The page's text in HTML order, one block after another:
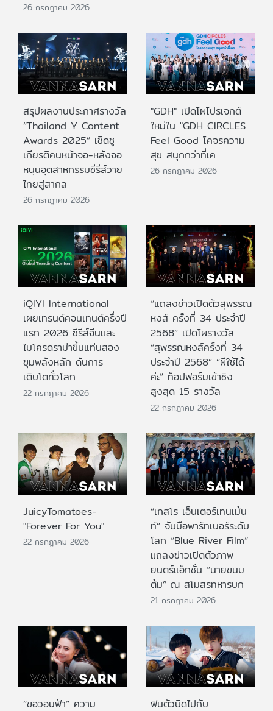
26 กรกฎาคม 2026
สรุปผลงานประกาศรางวัล
“Thailand Y Content
Awards 2025” เชิดชู
เกียรติคนหน้าจอ-หลังจอ
หนุนอุตสาหกรรมซีรีส์วาย
ไทยสู่สากล
26 กรกฎาคม 2026
"GDH" เปิดโผโปรเจกต์
ใหม่ใน "GDH CIRCLES
Feel Good โคจรความ
สุข สนุกกว่าที่เค
26 กรกฎาคม 2026
iQIYI International
เผยเทรนด์คอนเทนต์ครึ่งปี
แรก 2026 ซีรีส์จีนและ
ไมโครดราม่าขึ้นแท่นสอง
ขุมพลังหลัก ดันการ
เติบโตทั่วโลก
22 กรกฎาคม 2026
“แถลงข่าวเปิดตัวสุพรรณ
หงส์ ครั้งที่ 34 ประจำปี
2568” เปิดโผรางวัล
“สุพรรณหงส์ครั้งที่ 34
ประจำปี 2568” “ผีใช้ได้
ค่ะ” ท็อปฟอร์มเข้าชิง
สูงสุด 15 รางวัล
22 กรกฎาคม 2026
JuicyTomatoes-
"Forever For You"
22 กรกฎาคม 2026
“เกสโร เอ็นเตอร์เทนเม้น
ท์” จับมือพาร์ทเนอร์ระดับ
โลก “Blue River Film”
แถลงข่าวเปิดตัวภาพ
ยนตร์แอ็กชั่น “นายขนม
ต้ม” ณ สโมสรทหารบก
21 กรกฎาคม 2026
“ขอวอนฟ้า” ความ ฟินตัวบิดไปกับ